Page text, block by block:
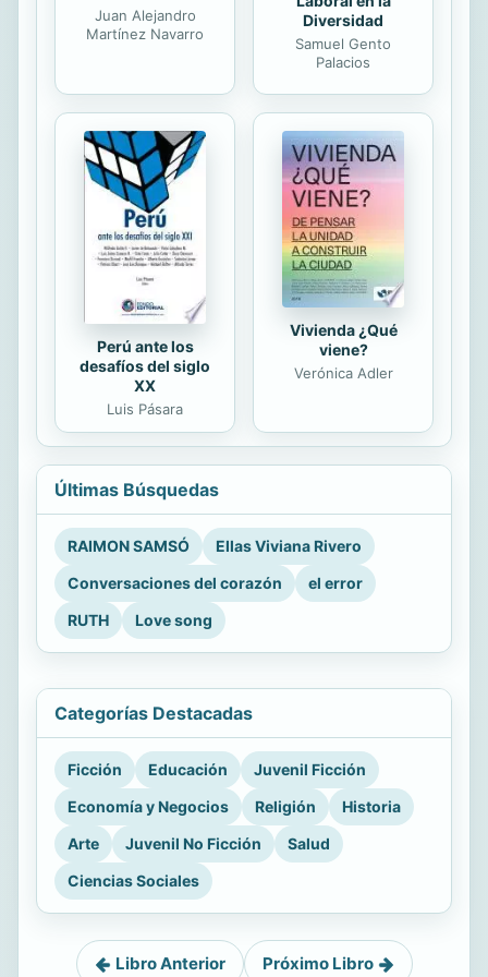
Juan Alejandro
Martínez Navarro
Diversidad
Samuel Gento
Palacios
Perú ante los
desafíos del siglo
XX
Luis Pásara
Vivienda ¿Qué
viene?
Verónica Adler
Últimas Búsquedas
RAIMON SAMSÓ
Ellas Viviana Rivero
Conversaciones del corazón
el error
RUTH
Love song
Categorías Destacadas
Ficción Educación
Juvenil Ficción
Economía y Negocios
Religión
Historia
Arte
Juvenil No Ficción
Salud
Ciencias Sociales
Libro Anterior Próximo Libro